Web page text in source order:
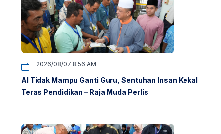
2026/08/07 8:56 AM
AI Tidak Mampu Ganti Guru, Sentuhan Insan Kekal
Teras Pendidikan – Raja Muda Perlis